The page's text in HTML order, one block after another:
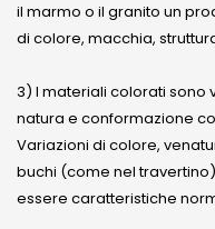
il marmo o il granito un
di colore, macchia,
3) I materiali colorati sono
natura e conformazione
Variazioni di colore,
buchi (come nel
essere caratteristiche